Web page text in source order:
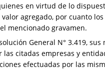
en virtud de lo
agregado, por cuanto
mencionado gravamen.
General N° 3.419,
citadas empresas y
efectuadas por las